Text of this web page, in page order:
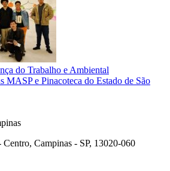
do Trabalho e Ambiental
MASP e Pinacoteca do Estado de São
Campinas - SP, 13020-060